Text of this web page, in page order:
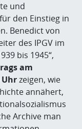
und
den Einstieg in
Benedict von
des IPGV im
bis 1945“,
am
Uhrzeigen, wie
annähert,
Archive man